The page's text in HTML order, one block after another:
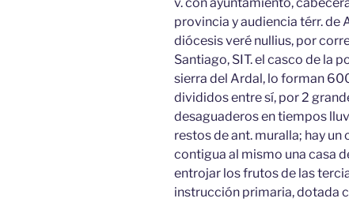
provincia y audiencia térr. de
diócesis veré nullius, por
Santiago, SIT. el casco de la
sierra del Ardal, lo forman
divididos entre sí, por 2
desaguaderos en tiempos
restos de ant. muralla; hay
contigua al mismo una casa
entrojar los frutos de las
instrucción primaria, dotada